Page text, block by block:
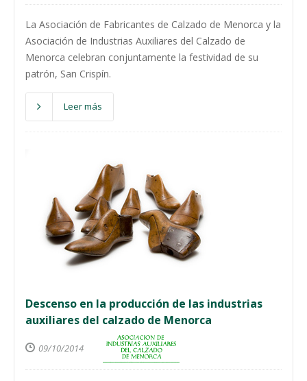
La Asociación de Fabricantes de Calzado de Menorca y la
Asociación de Industrias Auxiliares del Calzado de
Menorca celebran conjuntamente la festividad de su
patrón, San Crispín.
Leer más
Descenso en la producción de las industrias
auxiliares del calzado de Menorca
09/10/2014